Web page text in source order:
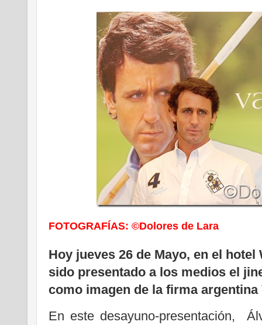
FOTOGRAFÍAS: ©Dolores de Lara
Hoy jueves 26 de Mayo, en el
sido presentado a los medios el
como imagen de la firma argentina
En este desayuno-presentación,